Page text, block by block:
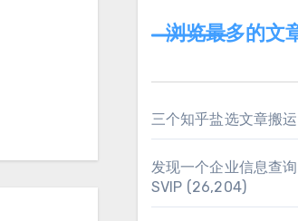
浏览最多的文
三个知乎盐选文章搬
发现一个企业信息查
SVIP (26,204)